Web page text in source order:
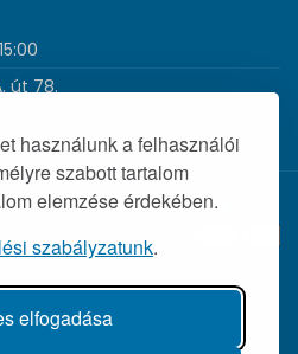
használunk a felhasználói
szabott tartalom
elemzése érdekében.
szabályzatunk.
elfogadása
út 78.
Kft. |